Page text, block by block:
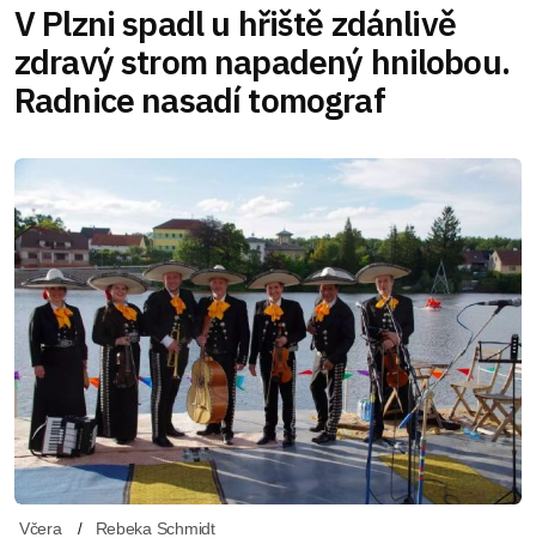
V Plzni spadl u hřiště zdánlivě
zdravý strom napadený hnilobou.
Radnice nasadí tomograf
Včera Rebeka Schmidt